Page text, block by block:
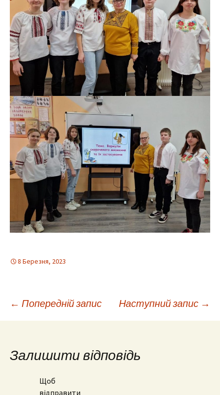
8 Березня, 2023
Навігація
запису
← Попередній запис Наступний запис →
Залишити відповідь
Щоб
відправити